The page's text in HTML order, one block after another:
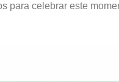
para celebrar este